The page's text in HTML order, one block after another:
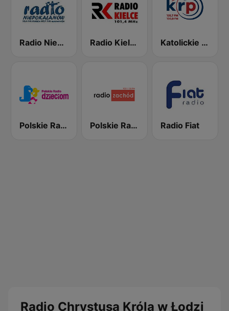
Radio Niepokalanów Radio Kielce 101.4 Katolickie Radio Podlasie
Polskie Radio dzieciom Polskie Radio Zachód 103FM Radio Fiat
Radio Chrystusa Króla w Łodzi